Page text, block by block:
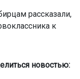
рассказали,
к
новостью: